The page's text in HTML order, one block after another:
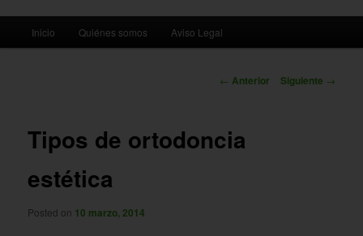
principal
Inicio Quiénes somos Aviso Legal
Navegación
← Anterior Siguiente →
Tipos de ortodoncia
estética
Posted on 10 marzo, 2014